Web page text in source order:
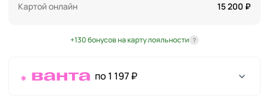
Картой онлайн
15 200 ₽
+130 бонусов на карту лояльности ?
по 1 197 ₽